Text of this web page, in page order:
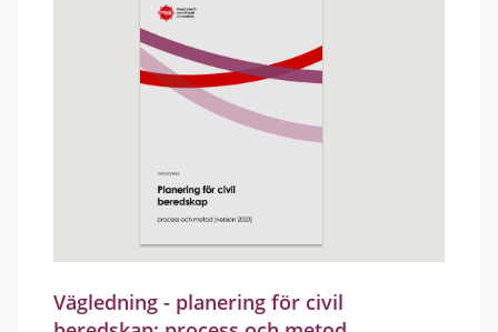
Vägledning - planering för civil